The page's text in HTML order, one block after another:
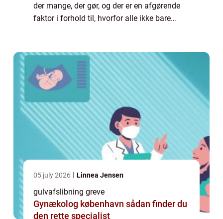
der mange, der gør, og der er en afgørende
faktor i forhold til, hvorfor alle ikke bare
05 july 2026 Linnea Jensen
gulvafslibning greve
Gynækolog københavn sådan finder du
den rette specialist